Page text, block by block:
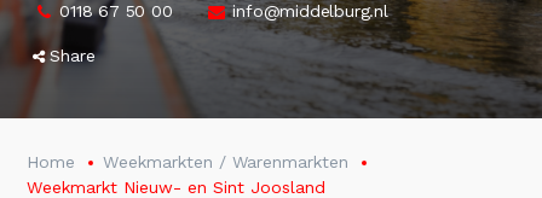
0118 67 50 00
info@middelburg.nl
Share
Home
Weekmarkten / Warenmarkten
Weekmarkt Nieuw- en Sint Joosland